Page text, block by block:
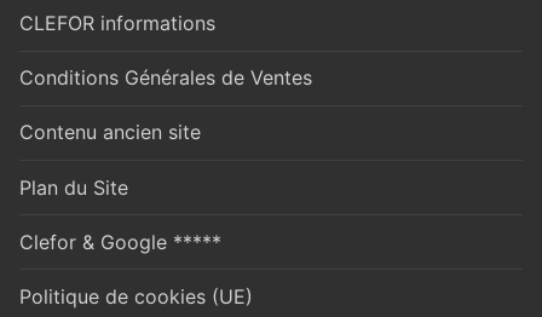
CLEFOR informations
Conditions Générales de Ventes
Contenu ancien site
Plan du Site
Clefor & Google *****
Politique de cookies (UE)